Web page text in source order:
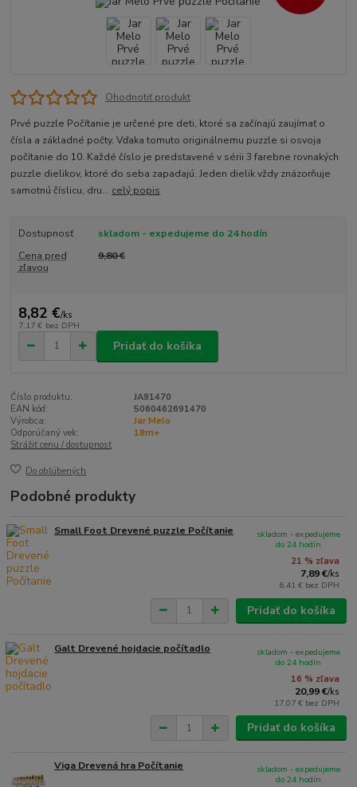
Ohodnotiť produkt
Prvé puzzle Počítanie je určené pre deti, ktoré sa začínajú zaujímať o
čísla a základné počty. Vďaka tomuto originálnemu puzzle si osvoja
počítanie do 10. Každé číslo je predstavené v sérii 3 farebne rovnakých
puzzle dielikov, ktoré do seba zapadajú. Jeden dielik vždy znázorňuje
samotnú číslicu, dru... celý popis
Dostupnosť
skladom - expedujeme do 24 hodín
Cena pred
zľavou
9,80 €
8,82 €/ks
7,17 € bez DPH
Pridať do košíka
Číslo produktu:
JA91470
EAN kód:
5060462691470
Výrobca:
Jar Melo
Odporúčaný vek:
18m+
Strážiť cenu / dostupnosť
Do obľúbených
Podobné produkty
Small Foot Drevené puzzle Počítanie
21 % zľava
7,89 €/ks
6,41 € bez DPH
skladom - expedujeme
do 24 hodín
Pridať do košíka
Galt Drevené hojdacie počítadlo
16 % zľava
20,99 €/ks
17,07 € bez DPH
skladom - expedujeme
do 24 hodín
Pridať do košíka
Viga Drevená hra Počítanie
skladom - expedujeme
do 24 hodín